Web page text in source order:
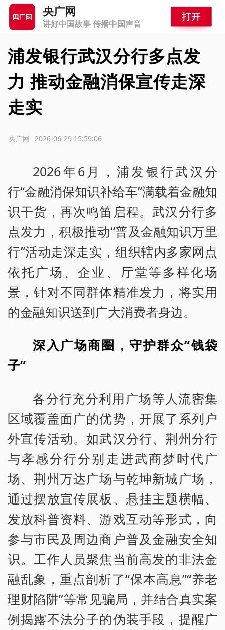
央广网
讲好中国故事 传播中国声音
浦发银行武汉分行多点发
力 推动金融消保宣传走深
走实
2026-06-29 15:59:06
央广网
2026年6月，浦发银行武汉分
行“金融消保知识补给车”满载着金融知
识干货，再次鸣笛启程。武汉分行多
点发力，积极推动“普及金融知识万里
行”活动走深走实，组织辖内多家网点
依托广场、企业、厅堂等多样化场
景，针对不同群体精准发力，将实用
的金融知识送到广大消费者身边。
深入广场商圈，守护群众“钱袋
子”
各分行充分利用广场等人流密集
区域覆盖面广的优势，开展了系列户
外宣传活动。如武汉分行、荆州分行
与孝感分行分别走进武商梦时代广
场、荆州万达广场与乾坤新城广场，
通过摆放宣传展板、悬挂主题横幅、
发放科普资料、游戏互动等形式，向
参与市民及周边商户普及金融安全知
识。工作人员聚焦当前高发的非法金
融乱象，重点剖析了“保本高息”“养老
理财陷阱”等常见骗局，并结合真实案
例揭露不法分子的伪装手段，提醒广